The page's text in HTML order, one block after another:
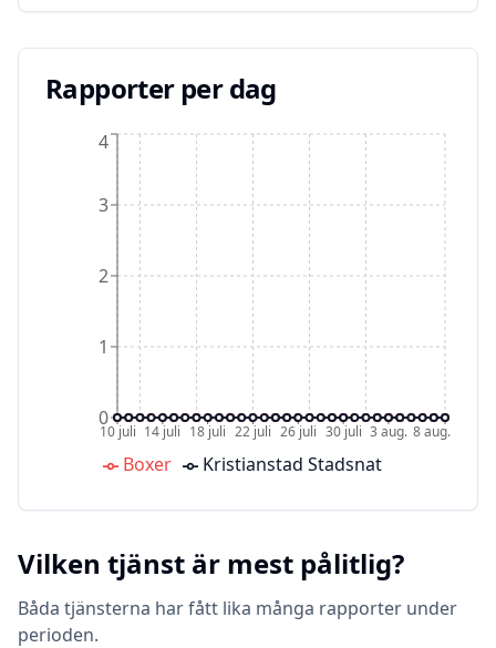
Rapporter per dag
10 juli 14 juli 18 juli 22 juli 26 juli 30 juli 3 aug. 8 aug.
0
1
2
3
4
Boxer Kristianstad Stadsnat
Vilken tjänst är mest pålitlig?
Båda tjänsterna har fått lika många rapporter under
perioden.